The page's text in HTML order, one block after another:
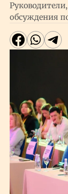
Власть
Геополитика
Исследования
обсуждения